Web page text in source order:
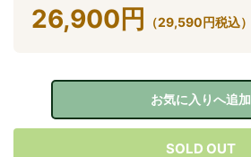
26,900円 （29,590円税込）
お気に入りへ追加
SOLD OUT